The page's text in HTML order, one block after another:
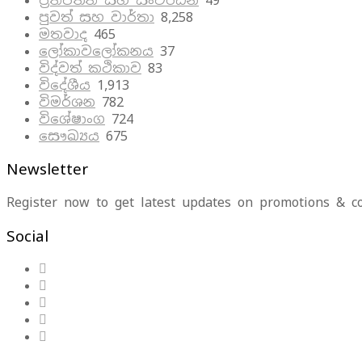
පුවත් සහ වාර්තා 8,258
මතවාද 465
ලෝකාවලෝකනය 37
විද්වත් කථිකාව 83
විදේශීය 1,913
විමර්ශන 782
විශේෂාංග 724
සෞඛ්‍යය 675
Newsletter
Register now to get latest updates on promotions &
Social